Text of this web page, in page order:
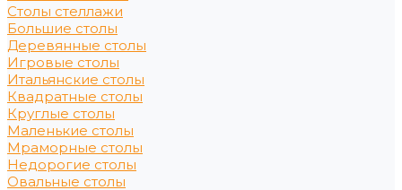
Столы стеллажи
Большие столы
Деревянные столы
Игровые столы
Итальянские столы
Квадратные столы
Круглые столы
Маленькие столы
Мраморные столы
Недорогие столы
Овальные столы